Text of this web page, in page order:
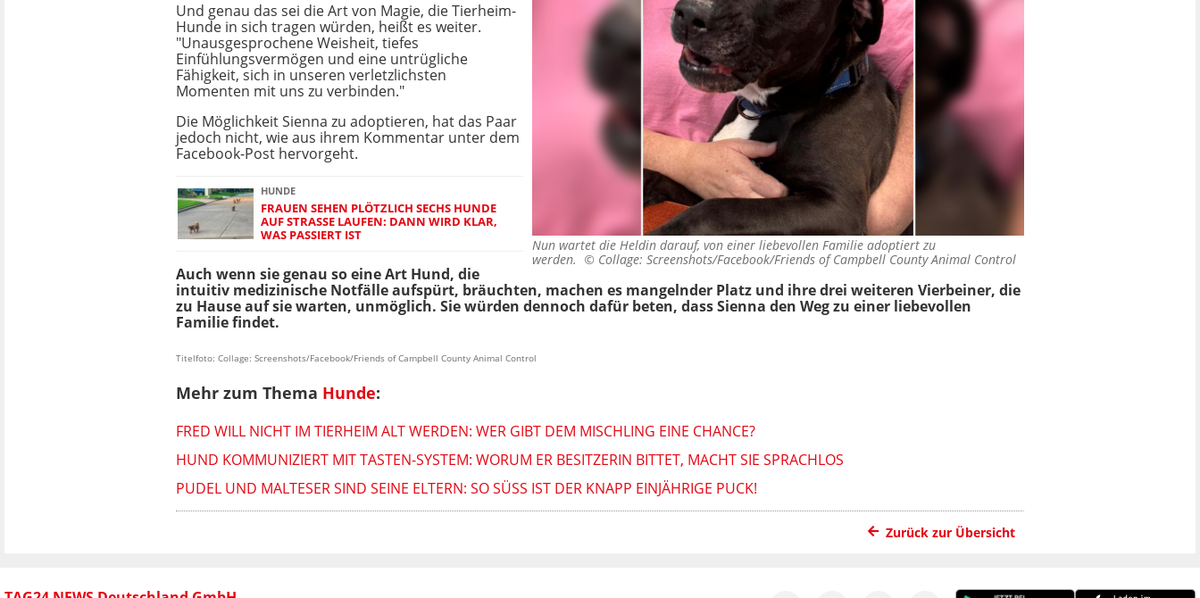
Nun wartet die Heldin darauf, von einer liebevollen Familie adoptiert zu
werden. © Collage: Screenshots/Facebook/Friends of Campbell County Animal Control
Und genau das sei die Art von Magie, die Tierheim-
Hunde in sich tragen würden, heißt es weiter.
"Unausgesprochene Weisheit, tiefes
Einfühlungsvermögen und eine untrügliche
Fähigkeit, sich in unseren verletzlichsten
Momenten mit uns zu verbinden."
Die Möglichkeit Sienna zu adoptieren, hat das Paar
jedoch nicht, wie aus ihrem Kommentar unter dem
Facebook-Post hervorgeht.
HUNDE
FRAUEN SEHEN PLÖTZLICH SECHS HUNDE
AUF STRASSE LAUFEN: DANN WIRD KLAR, W
AS PASSIERT IST
Auch wenn sie genau so eine Art Hund, die
intuitiv medizinische Notfälle aufspürt, bräuchten, machen es mangelnder Platz und ihre drei weiteren Vierbeiner, die
zu Hause auf sie warten, unmöglich. Sie würden dennoch dafür beten, dass Sienna den Weg zu einer liebevollen
Familie findet.
Titelfoto: Collage: Screenshots/Facebook/Friends of Campbell County Animal Control
Mehr zum Thema Hunde:
FRED WILL NICHT IM TIERHEIM ALT WERDEN: WER GIBT DEM MISCHLING EINE CHANCE?
HUND KOMMUNIZIERT MIT TASTEN-SYSTEM: WORUM ER BESITZERIN BITTET, MACHT SIE SPRACHLOS
PUDEL UND MALTESER SIND SEINE ELTERN: SO SÜSS IST DER KNAPP EINJÄHRIGE PUCK!
Zurück zur Übersicht